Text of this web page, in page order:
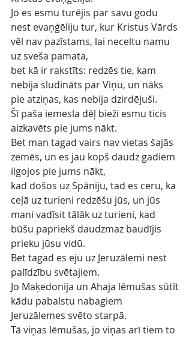
Jo es esmu turējis par savu godu
nest evaņģēliju tur, kur Kristus Vārds
vēl nav pazīstams, lai neceltu namu
uz sveša pamata,
bet kā ir rakstīts: redzēs tie, kam
nebija sludināts par Viņu, un nāks
pie atziņas, kas nebija dzirdējuši.
Šī paša iemesla dēļ bieži esmu ticis
aizkavēts pie jums nākt.
Bet man tagad vairs nav vietas šajās
zemēs, un es jau kopš daudz gadiem
ilgojos pie jums nākt,
kad došos uz Spāniju, tad es ceru, ka
ceļā uz turieni redzēšu jūs, un jūs
mani vadīsit tālāk uz turieni, kad
būšu papriekš daudzmaz baudījis
prieku jūsu vidū.
Bet tagad es eju uz Jeruzālemi nest
palīdzību svētajiem.
Jo Maķedonija un Ahaja lēmušas sūtīt
kādu pabalstu nabagiem
Jeruzālemes svēto starpā.
Tā viņas lēmušas, jo viņas arī tiem to